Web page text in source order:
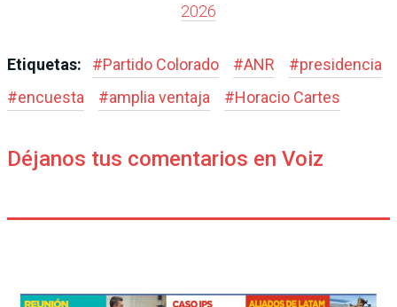
2026
Etiquetas: #Partido Colorado #ANR #presidencia
#encuesta #amplia ventaja #Horacio Cartes
Déjanos tus comentarios en Voiz